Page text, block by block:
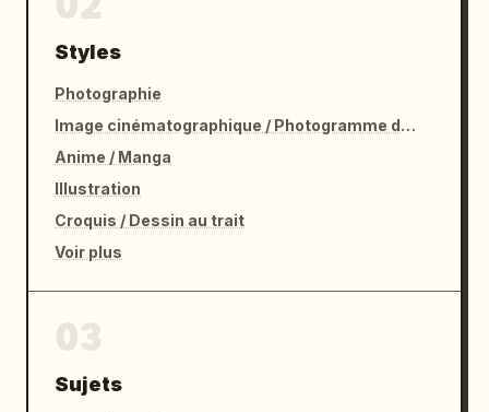
Styles
Photographie
Image cinématographique / Photogramme de film
Anime / Manga
Illustration
Croquis / Dessin au trait
Voir plus
Sujets